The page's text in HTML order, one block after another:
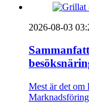
2026-08-03
Mest är det om